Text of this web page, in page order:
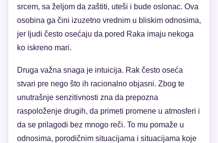
srcem, sa željom da zaštiti, uteši i bude oslonac. Ova
osobina ga čini izuzetno vrednim u bliskim odnosima,
jer ljudi često osećaju da pored Raka imaju nekoga
ko iskreno mari.
Druga važna snaga je intuicija. Rak često oseća
stvari pre nego što ih racionalno objasni. Zbog te
unutrašnje senzitivnosti zna da prepozna
raspoloženje drugih, da primeti promene u atmosferi i
da se prilagodi bez mnogo reči. To mu pomaže u
odnosima, porodičnim situacijama i situacijama koje